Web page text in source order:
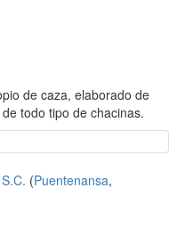
de caza, elaborado de
todo tipo de chacinas.
(Puentenansa,